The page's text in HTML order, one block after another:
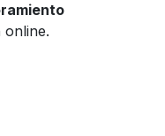
online.